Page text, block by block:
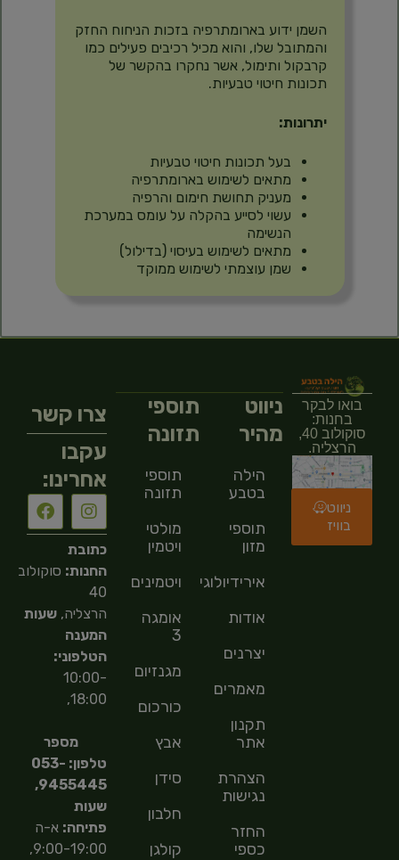
השמן ידוע בארומתרפיה בזכות הניחוח החזק
והמתובל שלו, והוא מכיל רכיבים פעילים כמו
קרבקול ותימול, אשר נחקרו בהקשר של
תכונות חיטוי טבעיות.
יתרונות:
בעל תכונות חיטוי טבעיות
מתאים לשימוש בארומתרפיה
מעניק תחושת חימום והרפיה
עשוי לסייע בהקלה על עומס במערכת
הנשימה
מתאים לשימוש בעיסוי (בדילול)
שמן עוצמתי לשימוש ממוקד
בואו לבקר
בחנות:
סוקולוב 40,
הרצליה.
ניווט
בוויז
ניווט
מהיר
הילה
בטבע
תוספי
מזון
אירידיולוגיה
אודות
יצרנים
מאמרים
תקנון
אתר
הצהרת
נגישות
החזר
כספי
תוספי
תזונה
תוספי
תזונה
מולטי
ויטמין
ויטמינים
אומגה
3
מגנזיום
כורכום
אבץ
סידן
חלבון
קולגן
צרו קשר
עקבו
אחרינו:
כתובת
החנות: סוקולוב
40
הרצליה,שעות
המענה
הטלפוני:
10:00-
18:00,
מספר
טלפון: 053-
9455445,
שעות
פתיחה: א-ה
9:00-19:00,